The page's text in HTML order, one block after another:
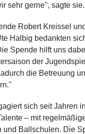
sehr gerne", sagte sie.
Robert Kreissel
Halbig bedankten
Spende hilft uns
der
die Betreuung
sich seit Jahren
– mit
und Ballschulen. Die